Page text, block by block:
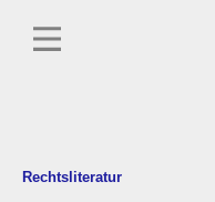
Rechtsliteratur